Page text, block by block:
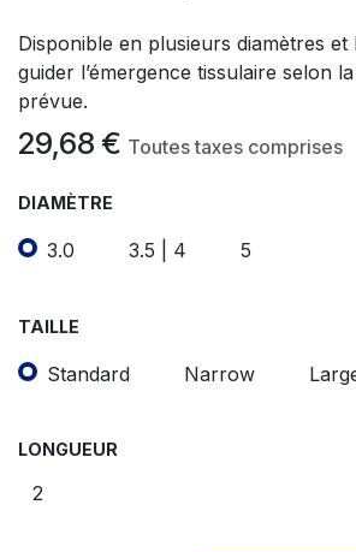
Disponible en plusieurs diamètres
guider l’émergence tissulaire selon
prévue.
29,68 € Toutes taxes comprises
DIAMÈTRE
3.0 3.5 | 4 5
TAILLE
Standard Narrow
LONGUEUR